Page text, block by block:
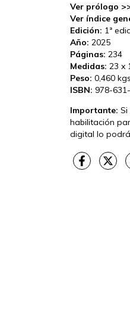
Ver prólogo
Ver índice
Edición: 1ª
Año: 2025
Páginas: 234
Medidas: 23 x
Peso: 0,460 kgs.
ISBN: 978-
Importante:
habilitación
digital lo